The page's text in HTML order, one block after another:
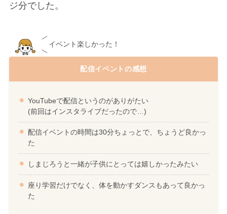
ジ分でした。
イベント楽しかった！
配信イベントの感想
YouTubeで配信というのがありがたい
(前回はインスタライブだったので…)
配信イベントの時間は30分ちょっとで、ちょうど良かっ
た
しまじろうと一緒が子供にとっては嬉しかったみたい
座り学習だけでなく、体を動かすダンスもあって良かっ
た